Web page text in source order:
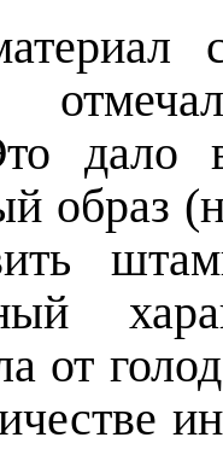
дало
образ
от